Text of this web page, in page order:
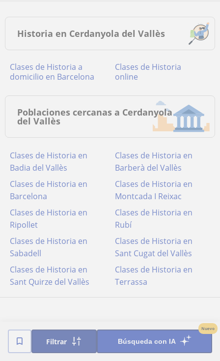
Filtrar Búsqueda con IA
Nuevo
Historia en Cerdanyola del Vallès
Clases de Historia a
domicilio en Barcelona
Clases de Historia
online
Poblaciones cercanas a Cerdanyola
del Vallès
Clases de Historia en
Badia del Vallès
Clases de Historia en
Barberà del Vallès
Clases de Historia en
Barcelona
Clases de Historia en
Montcada I Reixac
Clases de Historia en
Ripollet
Clases de Historia en
Rubí
Clases de Historia en
Sabadell
Clases de Historia en
Sant Cugat del Vallès
Clases de Historia en
Sant Quirze del Vallès
Clases de Historia en
Terrassa